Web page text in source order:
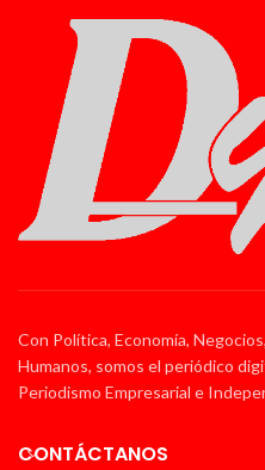
Con Política, Economía,
Humanos, somos el periódico
Periodismo Empresarial e
CONTÁCTANOS